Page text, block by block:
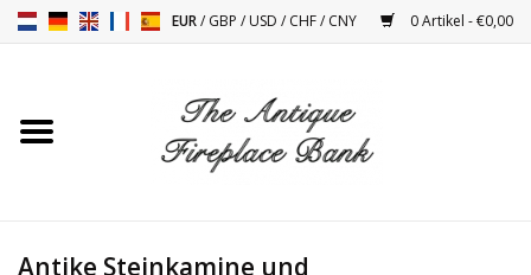
EUR/GBP /USD /CHF/CNY 0 Artikel - €0,00
Startseite
Antike Steinkamine und